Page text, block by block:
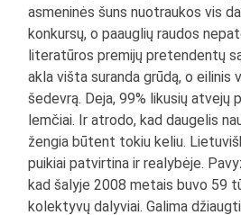
asmeninės šuns nuotraukos vis
konkursų, o paauglių raudos
literatūros premijų pretendentų
akla višta suranda grūdą, o eilinis
šedevrą. Deja, 99% likusių atvejų
lemčiai. Ir atrodo, kad daugelis
žengia būtent tokiu keliu.
puikiai patvirtina ir realybėje.
kad šalyje 2008 metais buvo 59
kolektyvų dalyviai. Galima